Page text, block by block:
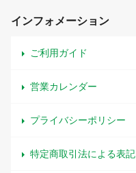
インフォメーション
ご利用ガイド
営業カレンダー
プライバシーポリシー
特定商取引法による表記